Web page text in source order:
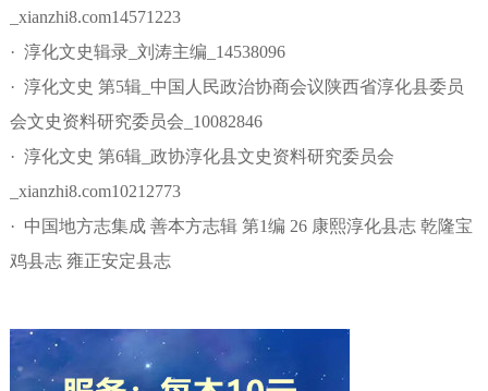
_xianzhi8.com14571223
· 淳化文史辑录_刘涛主编_14538096
· 淳化文史 第5辑_中国人民政治协商会议陕西省淳化县委员
会文史资料研究委员会_10082846
· 淳化文史 第6辑_政协淳化县文史资料研究委员会
_xianzhi8.com10212773
· 中国地方志集成 善本方志辑 第1编 26 康熙淳化县志 乾隆宝
鸡县志 雍正安定县志